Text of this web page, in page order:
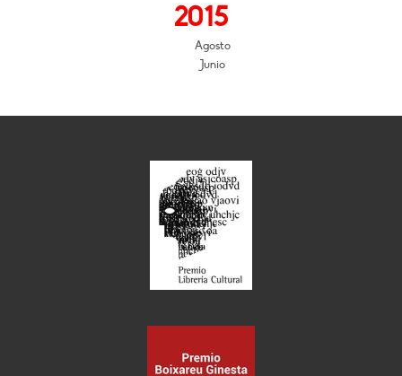
2015
Agosto
Junio